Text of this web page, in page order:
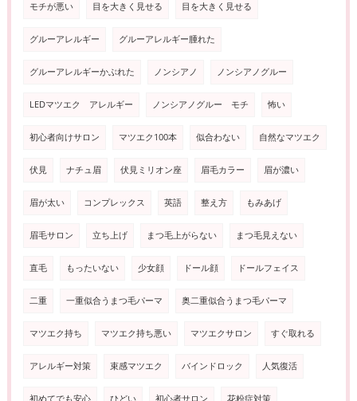
モチが悪い 目を大きく見せる 目を大きく見せる
グルーアレルギー グルーアレルギー腫れた
グルーアレルギーかぶれた ノンシアノ ノンシアノグルー
LEDマツエク アレルギー ノンシアノグルー モチ 怖い
初心者向けサロン マツエク100本 似合わない 自然なマツエク
伏見 ナチュ眉 伏見ミリオン座 眉毛カラー 眉が濃い
眉が太い コンプレックス 英語 整え方 もみあげ
眉毛サロン 立ち上げ まつ毛上がらない まつ毛見えない
直毛 もったいない 少女顔 ドール顔 ドールフェイス
二重 一重似合うまつ毛パーマ 奥二重似合うまつ毛パーマ
マツエク持ち マツエク持ち悪い マツエクサロン すぐ取れる
アレルギー対策 束感マツエク バインドロック 人気復活
初めてでも安心 ひどい 初心者サロン 花粉症対策